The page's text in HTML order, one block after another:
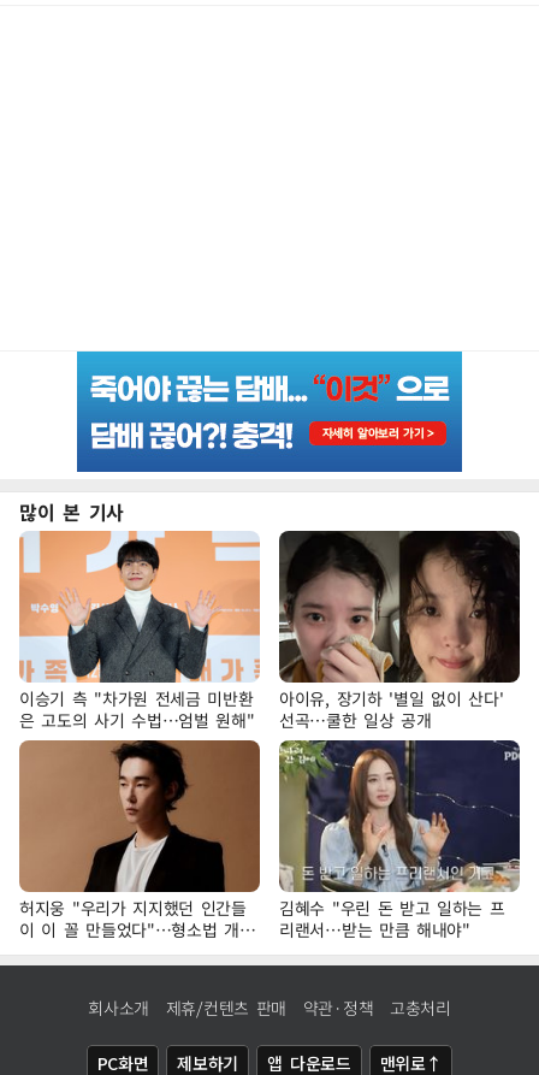
많이 본 기사
이승기 측 "차가원 전세금 미반환
은 고도의 사기 수법…엄벌 원해"
아이유, 장기하 '별일 없이 산다'
선곡…쿨한 일상 공개
허지웅 "우리가 지지했던 인간들
이 이 꼴 만들었다"…형소법 개정
에 격한 반응
김혜수 "우린 돈 받고 일하는 프
리랜서…받는 만큼 해내야"
회사소개 제휴/컨텐츠 판매 약관·정책 고충처리
PC화면 제보하기 앱 다운로드 맨위로↑